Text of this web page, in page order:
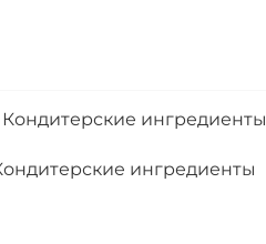
Кондитерские ингредиенты
ингредиенты